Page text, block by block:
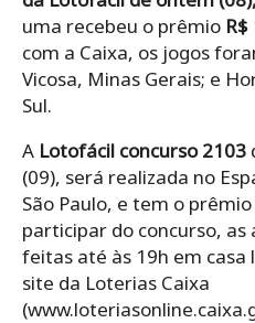
uma recebeu o prêmio
com a Caixa, os jogos
Vicosa, Minas Gerais; e
Sul.
A Lotofácil concurso 2103
(09), será realizada no
São Paulo, e tem o
participar do concurso,
feitas até às 19h em casa
site da Loterias Caixa